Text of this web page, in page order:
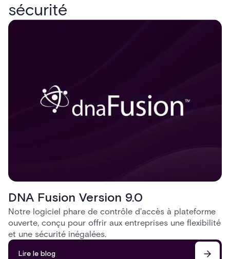
sécurité
DNA Fusion Version 9.0
Notre logiciel phare de contrôle d'accès à plateforme
ouverte, conçu pour offrir aux entreprises une flexibilité
et une sécurité inégalées.
Lire le blog